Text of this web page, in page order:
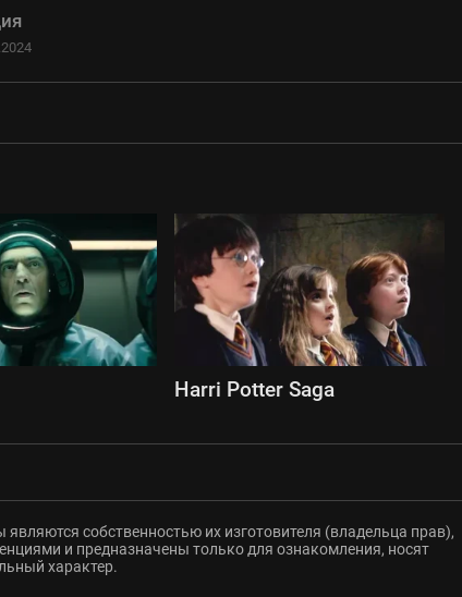
Harri Potter Saga
собственностью их изготовителя (владельца прав),
и предназначены только для ознакомления, носят
характер.